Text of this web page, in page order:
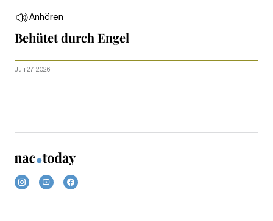
Anhören
Behütet durch Engel
Juli 27, 2026